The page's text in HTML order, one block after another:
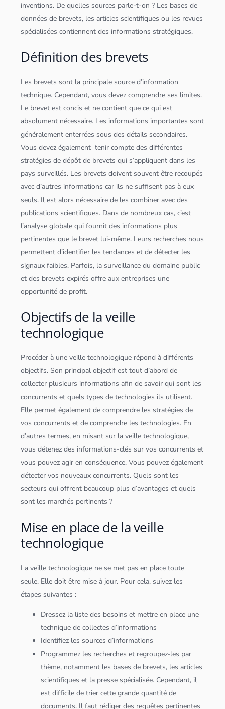
inventions. De quelles sources parle-t-on ? Les bases de
données de brevets, les articles scientifiques ou les revues
spécialisées contiennent des informations stratégiques.
Définition des brevets
Les brevets sont la principale source d’information
technique. Cependant, vous devez comprendre ses limites.
Le brevet est concis et ne contient que ce qui est
absolument nécessaire. Les informations importantes sont
généralement enterrées sous des détails secondaires.
Vous devez également tenir compte des différentes
stratégies de dépôt de brevets qui s’appliquent dans les
pays surveillés. Les brevets doivent souvent être recoupés
avec d’autres informations car ils ne suffisent pas à eux
seuls. Il est alors nécessaire de les combiner avec des
publications scientifiques. Dans de nombreux cas, c’est
l’analyse globale qui fournit des informations plus
pertinentes que le brevet lui-même. Leurs recherches nous
permettent d’identifier les tendances et de détecter les
signaux faibles. Parfois, la surveillance du domaine public
et des brevets expirés offre aux entreprises une
opportunité de profit.
Objectifs de la veille
technologique
Procéder à une veille technologique répond à différents
objectifs. Son principal objectif est tout d’abord de
collecter plusieurs informations afin de savoir qui sont les
concurrents et quels types de technologies ils utilisent.
Elle permet également de comprendre les stratégies de
vos concurrents et de comprendre les technologies. En
d’autres termes, en misant sur la veille technologique,
vous détenez des informations-clés sur vos concurrents et
vous pouvez agir en conséquence. Vous pouvez également
détecter vos nouveaux concurrents. Quels sont les
secteurs qui offrent beaucoup plus d’avantages et quels
sont les marchés pertinents ?
Mise en place de la veille
technologique
La veille technologique ne se met pas en place toute
seule. Elle doit être mise à jour. Pour cela, suivez les
étapes suivantes :
Dressez la liste des besoins et mettre en place une
technique de collectes d’informations
Identifiez les sources d’informations
Programmez les recherches et regroupez-les par
thème, notamment les bases de brevets, les articles
scientifiques et la presse spécialisée. Cependant, il
est difficile de trier cette grande quantité de
documents. Il faut rédiger des requêtes pertinentes